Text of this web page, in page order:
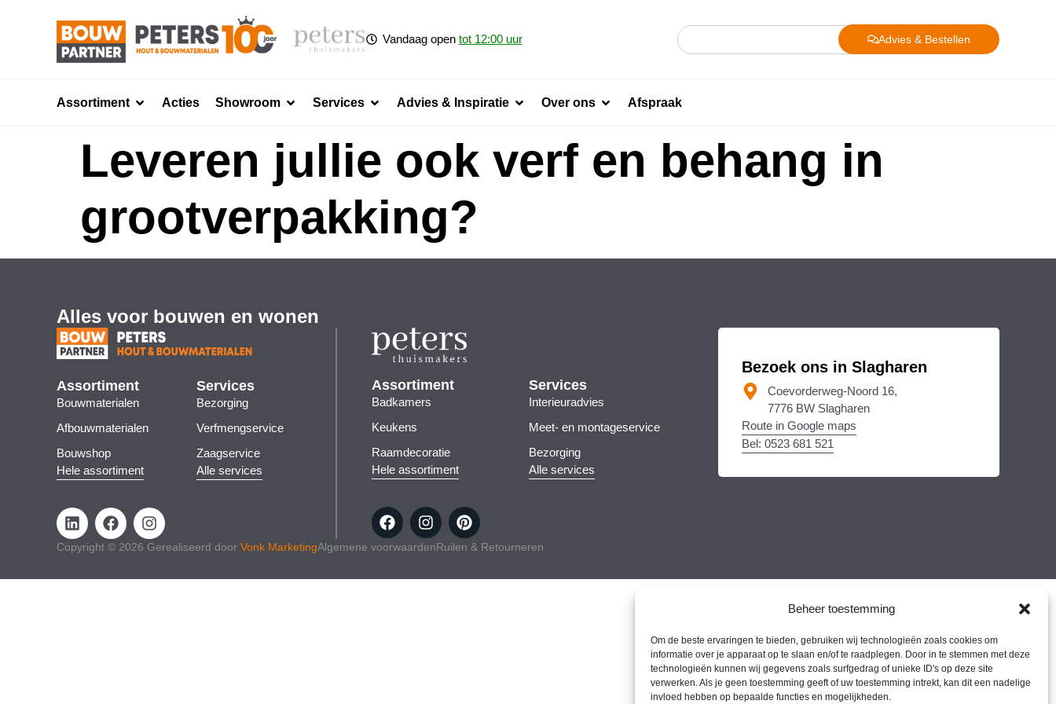
Beheer toestemming
Om de beste ervaringen te bieden, gebruiken wij technologieën zoals cookies om
informatie over je apparaat op te slaan en/of te raadplegen. Door in te stemmen met deze
technologieën kunnen wij gegevens zoals surfgedrag of unieke ID's op deze site
verwerken. Als je geen toestemming geeft of uw toestemming intrekt, kan dit een nadelige
invloed hebben op bepaalde functies en mogelijkheden.
Vandaag open tot 12:00 uur Advies & Bestellen
Assortiment Acties Showroom Services Advies & Inspiratie Over ons Afspraak
Leveren jullie ook verf en behang in
grootverpakking?
Alles voor bouwen en wonen
Assortiment
Bouwmaterialen
Afbouwmaterialen
Bouwshop
Hele assortiment
Services
Bezorging
Verfmengservice
Zaagservice
Alle services
Assortiment
Badkamers
Keukens
Raamdecoratie
Hele assortiment
Services
Interieuradvies
Meet- en montageservice
Bezorging
Alle services
Bezoek ons in Slagharen
Coevorderweg-Noord 16,
7776 BW Slagharen
Route in Google maps
Bel: 0523 681 521
Copyright © 2026 Gerealiseerd door Vonk MarketingAlgemene voorwaardenRuilen & Retourneren